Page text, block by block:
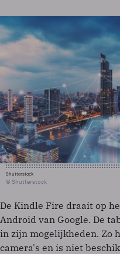
Shutterstock
© Shutterstock
De Kindle Fire draait op
Android van Google. De
in zijn mogelijkheden. Zo
camera's en is niet